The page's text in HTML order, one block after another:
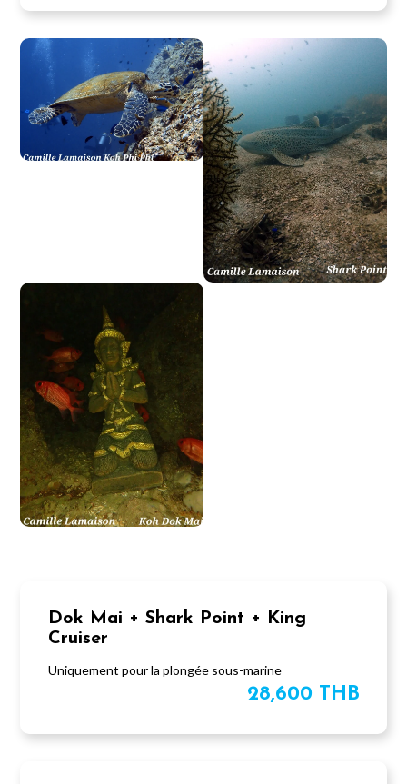
Dok Mai + Shark Point + King
Cruiser
Uniquement pour la plongée sous-marine
28,600 THB